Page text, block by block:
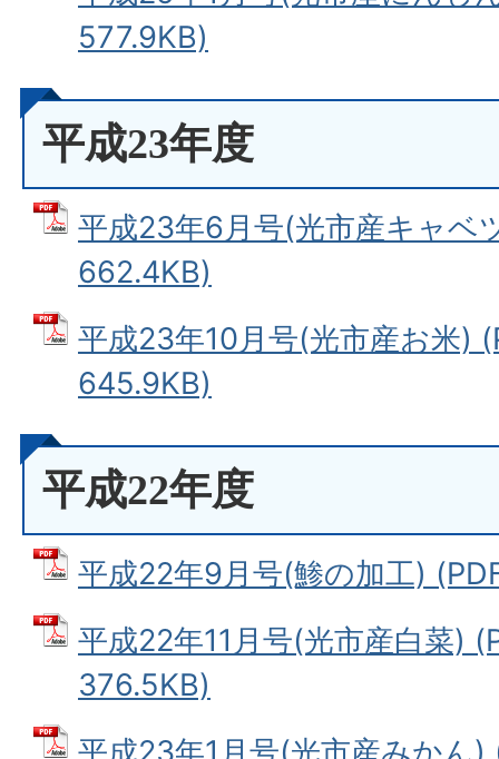
577.9KB)
平成23年度
平成23年6月号(光市産キャベ
662.4KB)
平成23年10月号(光市産お米)
645.9KB)
平成22年度
平成22年9月号(鯵の加工)
平成22年11月号(光市産白菜)
376.5KB)